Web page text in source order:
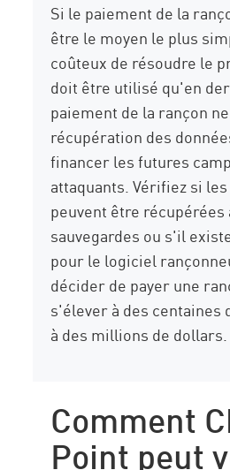
Si le paiement de la
être le moyen le plus
coûteux de résoudre le
doit être utilisé qu'en
paiement de la rançon
récupération des
financer les futures
attaquants. Vérifiez si
peuvent être
sauvegardes ou s'il
pour le logiciel
décider de payer une
s'élever à des
à des millions de dollars.
Comment
Point peut